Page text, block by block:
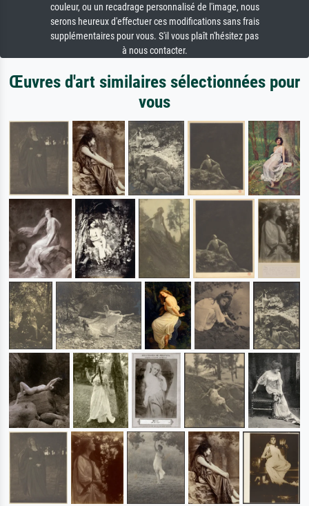
couleur, ou un recadrage personnalisé de l'image, nous
serons heureux d'effectuer ces modifications sans frais
supplémentaires pour vous. S'il vous plaît n'hésitez pas
à nous contacter.
Œuvres d'art similaires sélectionnées pour
vous